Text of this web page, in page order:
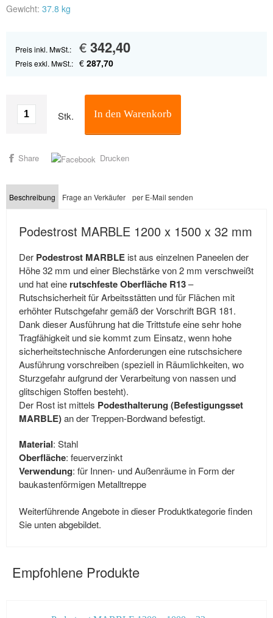
Gewicht: 37.8 kg
Preis inkl. MwSt.: €342,40
Preis exkl. MwSt.: € 287,70
Stk. In den Warenkorb
Share Drucken
Beschreibung Frage an Verkäufer per E-Mail senden
Podestrost MARBLE 1200 x 1500 x 32 mm
Der Podestrost MARBLE ist aus einzelnen Paneelen der
Höhe 32 mm und einer Blechstärke von 2 mm verschweißt
und hat eine rutschfeste Oberfläche R13–
Rutschsicherheit für Arbeitsstätten und für Flächen mit
erhöhter Rutschgefahr gemäß der Vorschrift BGR 181.
Dank dieser Ausführung hat die Trittstufe eine sehr hohe
Tragfähigkeit und sie kommt zum Einsatz, wenn hohe
sicherheitstechnische Anforderungen eine rutschsichere
Ausführung vorschreiben (speziell in Räumlichkeiten, wo
Sturzgefahr aufgrund der Verarbeitung von nassen und
glitschigen Stoffen besteht).
Der Rost ist mittels Podesthalterung (Befestigungsset
MARBLE)an der Treppen-Bordwand befestigt.
Material: Stahl
Oberfläche: feuerverzinkt
Verwendung: für Innen- und Außenräume in Form der
baukastenförmigen Metalltreppe
Weiterführende Angebote in dieser Produktkategorie finden
Sie unten abgebildet.
Empfohlene Produkte